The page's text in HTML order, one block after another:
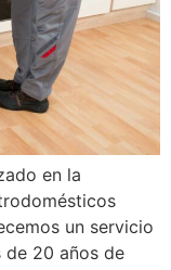
en la
un servicio
20 años de